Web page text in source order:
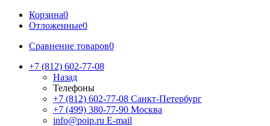
Корзина0
Отложенные0
Сравнение товаров0
+7 (812) 602-77-08
Назад
Телефоны
+7 (812) 602-77-08 Санкт-Петербург
+7 (499) 380-77-90 Москва
info@poip.ru E-mail